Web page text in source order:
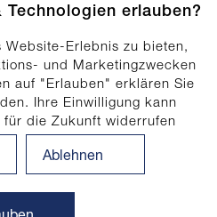
erlauben?
Website-Erlebnis zu bieten,
und Marketingzwecken
auf "Erlauben" erklären Sie
Ihre Einwilligung kann
die Zukunft widerrufen
Einstellungen können durch
angepasst werden. Weitere
Sie in unserem
Ablehnen